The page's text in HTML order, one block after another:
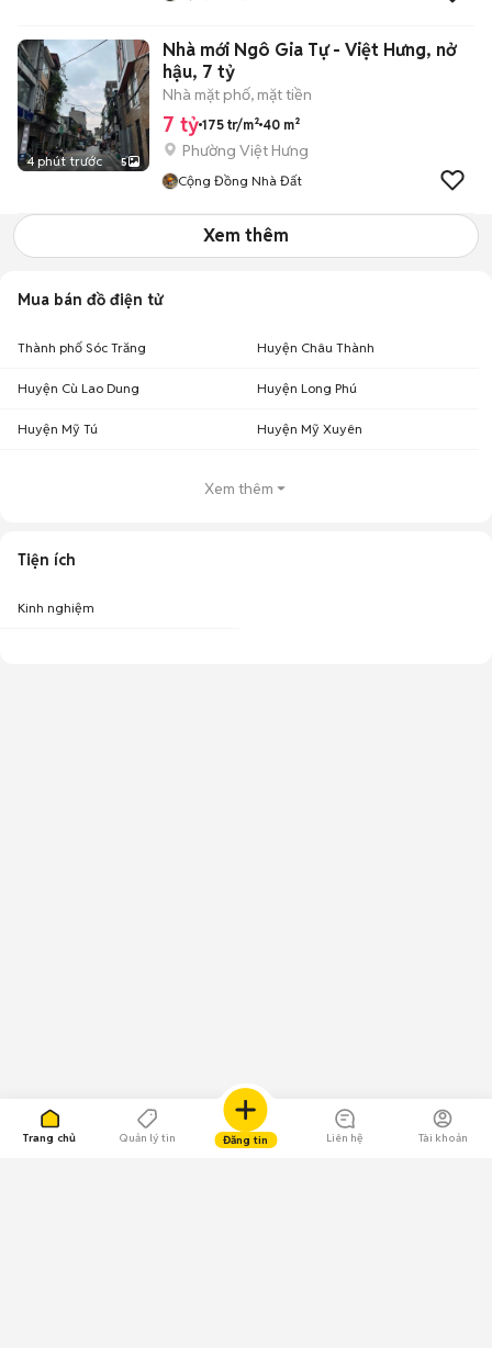
Trang chủ Quản lý tin Đăng tin Liên hệ Tài khoản
4 phút trước 5
Nhà mới Ngô Gia Tự - Việt Hưng, nở
hậu, 7 tỷ
Nhà mặt phố, mặt tiền
7 tỷ 175 tr/m² 40 m²
Phường Việt Hưng
Cộng Đồng Nhà Đất
Xem thêm
Mua bán đồ điện tử
Thành phố Sóc Trăng Huyện Châu Thành
Huyện Cù Lao Dung Huyện Long Phú
Huyện Mỹ Tú Huyện Mỹ Xuyên
Xem thêm
Tiện ích
Kinh nghiệm